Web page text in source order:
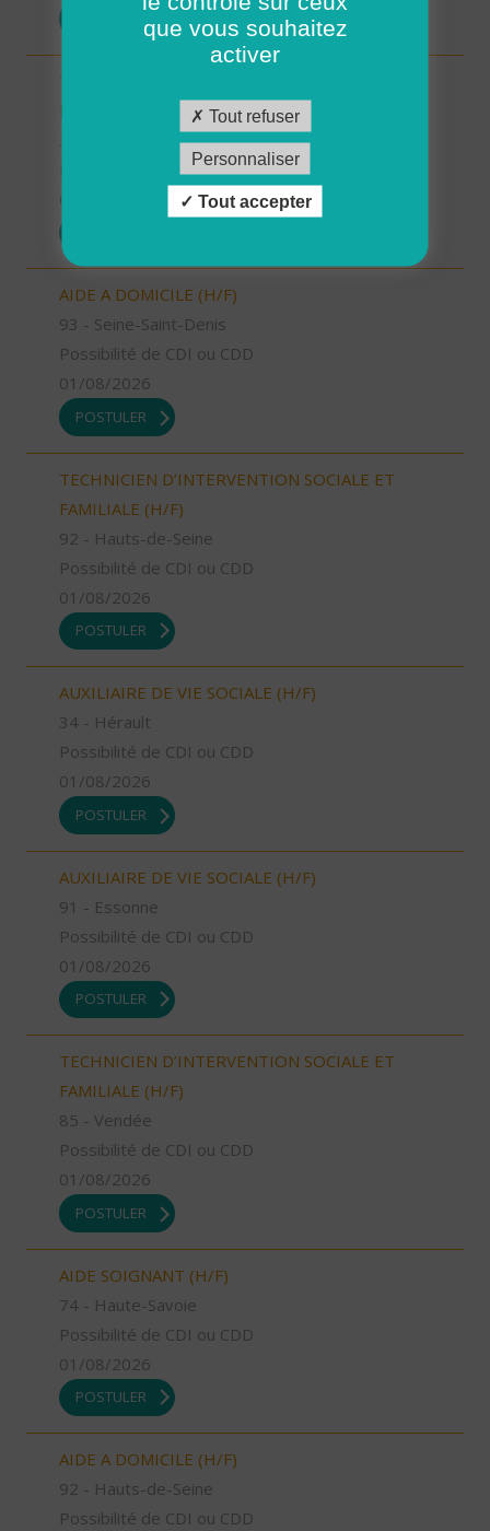
TECHNICIEN D’INTERVENTION SOCIALE ET
FAMILIALE (H/F)
Possibilité de CDI ou CDD
AIDE A DOMICILE (H/F)
93 - Seine-Saint-Denis
Possibilité de CDI ou CDD
01/08/2026
POSTULER
TECHNICIEN D’INTERVENTION SOCIALE ET
FAMILIALE (H/F)
92 - Hauts-de-Seine
Possibilité de CDI ou CDD
01/08/2026
POSTULER
AUXILIAIRE DE VIE SOCIALE (H/F)
34 - Hérault
Possibilité de CDI ou CDD
01/08/2026
POSTULER
AUXILIAIRE DE VIE SOCIALE (H/F)
91 - Essonne
Possibilité de CDI ou CDD
01/08/2026
POSTULER
TECHNICIEN D’INTERVENTION SOCIALE ET
FAMILIALE (H/F)
85 - Vendée
Possibilité de CDI ou CDD
01/08/2026
POSTULER
AIDE SOIGNANT (H/F)
74 - Haute-Savoie
Possibilité de CDI ou CDD
01/08/2026
POSTULER
AIDE A DOMICILE (H/F)
92 - Hauts-de-Seine
Possibilité de CDI ou CDD
que vous souhaitez
activer
Tout refuser
Personnaliser
Tout accepter